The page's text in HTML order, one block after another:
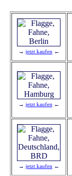
→ jetzt kaufen ←
→ jetzt kaufen ←
→ jetzt kaufen ←